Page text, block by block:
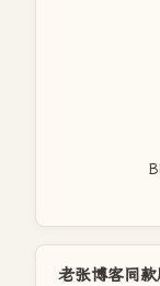
老张博客同